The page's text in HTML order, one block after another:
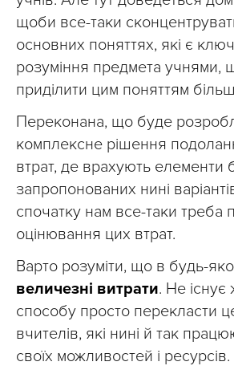
щоби все-таки
основних поняттях, які є
розуміння предмета учнями,
приділити цим поняттям
Переконана, що буде
комплексне рішення
втрат, де врахують елементи
запропонованих нині
спочатку нам все-таки треба
оцінювання цих втрат.
Варто розуміти, що в будь-
величезні витрати. Не
способу просто перекласти
вчителів, які нині й так
своїх можливостей і ресурсів.